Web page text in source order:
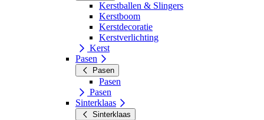
Kerstballen & Slingers
Kerstboom
Kerstdecoratie
Kerstverlichting
Kerst
Pasen
Pasen
Pasen
Pasen
Sinterklaas
Sinterklaas